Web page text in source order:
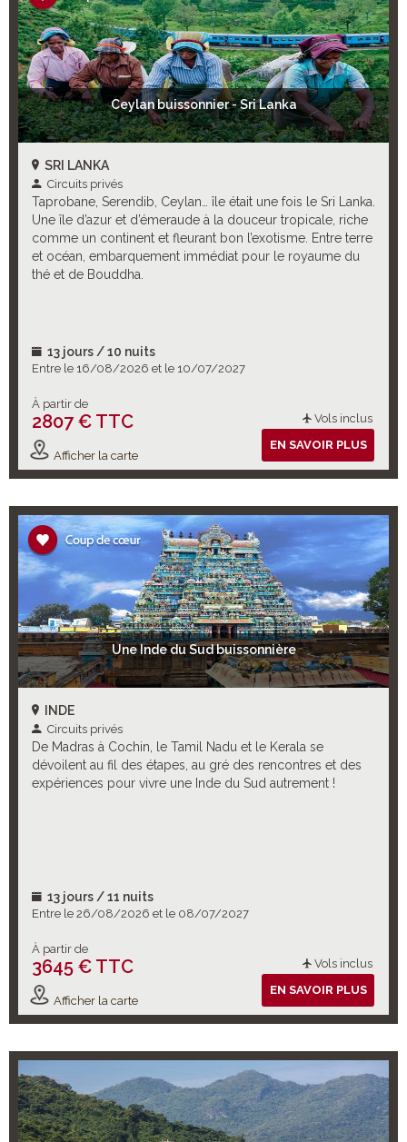
Ceylan buissonnier - Sri Lanka
SRI LANKA
Circuits privés
Taprobane, Serendib, Ceylan… île était une fois le Sri Lanka.
Une île d’azur et d’émeraude à la douceur tropicale, riche
comme un continent et fleurant bon l’exotisme. Entre terre
et océan, embarquement immédiat pour le royaume du
thé et de Bouddha.
13 jours / 10 nuits
Entre le 16/08/2026 et le 10/07/2027
À partir de
2807 € TTC Vols inclus
Afficher la carte
EN SAVOIR PLUS
Une Inde du Sud buissonnière
INDE
Circuits privés
De Madras à Cochin, le Tamil Nadu et le Kerala se
dévoilent au fil des étapes, au gré des rencontres et des
expériences pour vivre une Inde du Sud autrement !
13 jours / 11 nuits
Entre le 26/08/2026 et le 08/07/2027
À partir de
3645 € TTC Vols inclus
Afficher la carte
EN SAVOIR PLUS